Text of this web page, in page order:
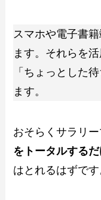
スマホや電子書
ます。それらを
「ちょっとした
ます。
おそらくサラリ
をトータルする
はとれるはずです